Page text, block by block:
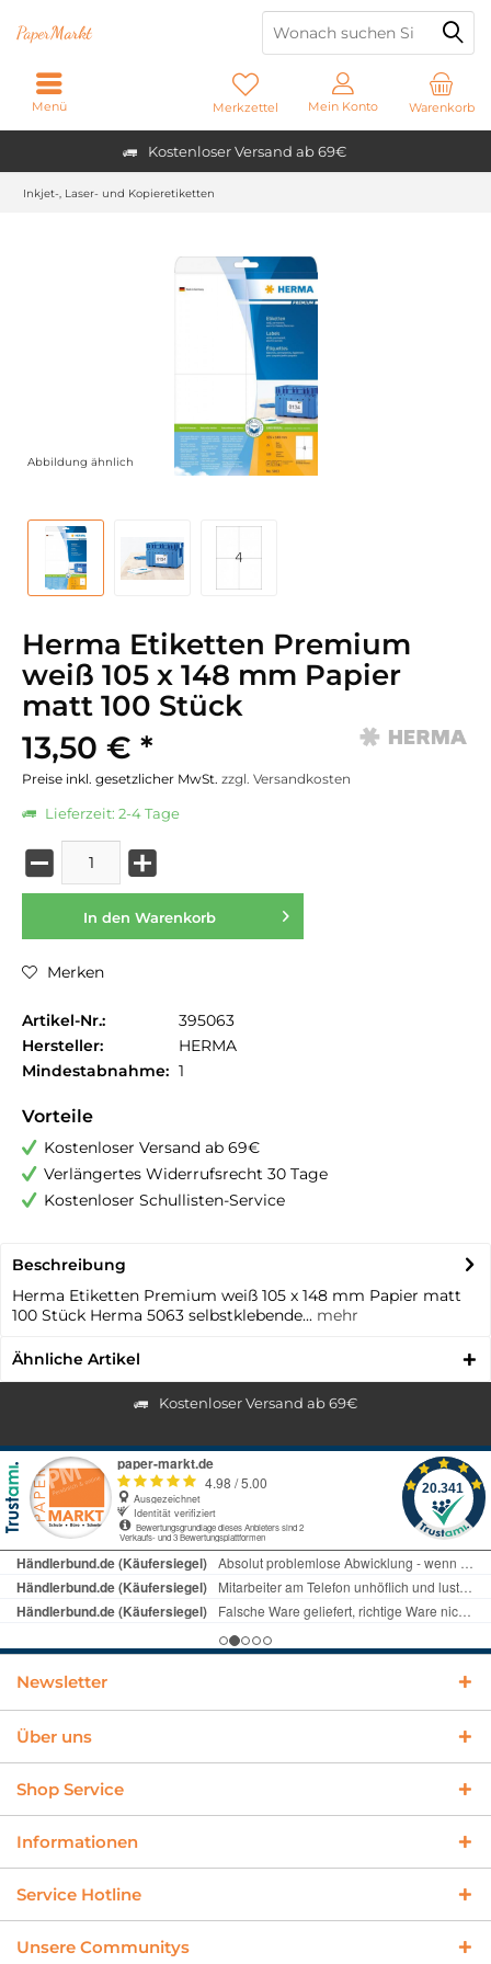
Kostenloser Versand ab 69€
PaperMarkt
Warenkorb
Merkzettel Mein Konto
Menü
Inkjet-, Laser- und Kopieretiketten
Abbildung ähnlich
Herma Etiketten Premium
weiß 105 x 148 mm Papier
matt 100 Stück
13,50 € *
Preise inkl. gesetzlicher MwSt. zzgl. Versandkosten
Lieferzeit: 2-4 Tage
In den Warenkorb
Merken
Artikel-Nr.:
395063
Hersteller:
HERMA
Mindestabnahme: 1
Vorteile
Kostenloser Versand ab 69€
Verlängertes Widerrufsrecht 30 Tage
Kostenloser Schullisten-Service
Beschreibung
Herma Etiketten Premium weiß 105 x 148 mm Papier matt
100 Stück Herma 5063 selbstklebende... mehr
Ähnliche Artikel
Kostenloser Versand ab 69€
Newsletter
Über uns
Shop Service
Informationen
Service Hotline
Unsere Communitys